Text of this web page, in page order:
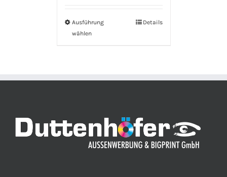
von 5Ausführung
wählen
Details